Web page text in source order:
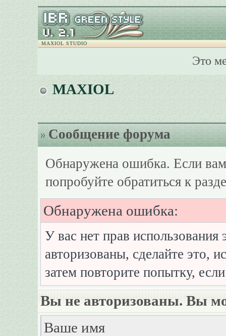
MAXIOL STUDIO
Это
MAXIOL
Сообщение форума
Обнаружена ошибка. Если
попробуйте обратиться к
Обнаружена ошибка:
У вас нет прав
авторизованы, сделайте это,
затем повторите попытку,
Вы не авторизованы. Вы
Ваше имя